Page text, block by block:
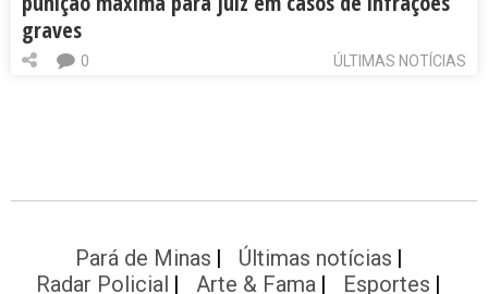
graves
ÚLTIMAS NOTÍCIAS
0
Pará de Minas
Últimas notícias
Radar Policial
Arte & Fama
Esportes